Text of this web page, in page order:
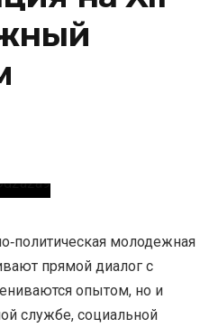
молодежная
прямой диалог с
опытом, но и
службе, социальной